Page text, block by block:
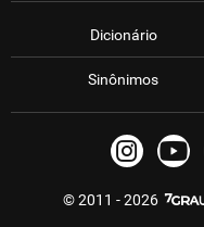
Dicionário
Sinônimos
© 2011 - 2026